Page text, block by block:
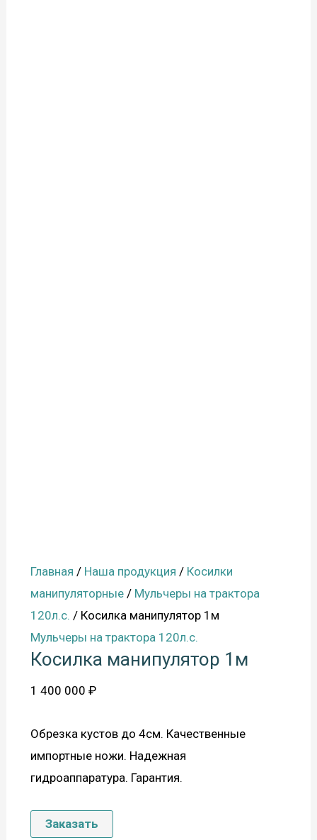
Главная / Наша продукция / Косилки
манипуляторные / Мульчеры на трактора
120л.с. / Косилка манипулятор 1м
Мульчеры на трактора 120л.с.
Косилка манипулятор 1м
1 400 000₽
Обрезка кустов до 4см. Качественные
импортные ножи. Надежная
гидроаппаратура. Гарантия.
Заказать